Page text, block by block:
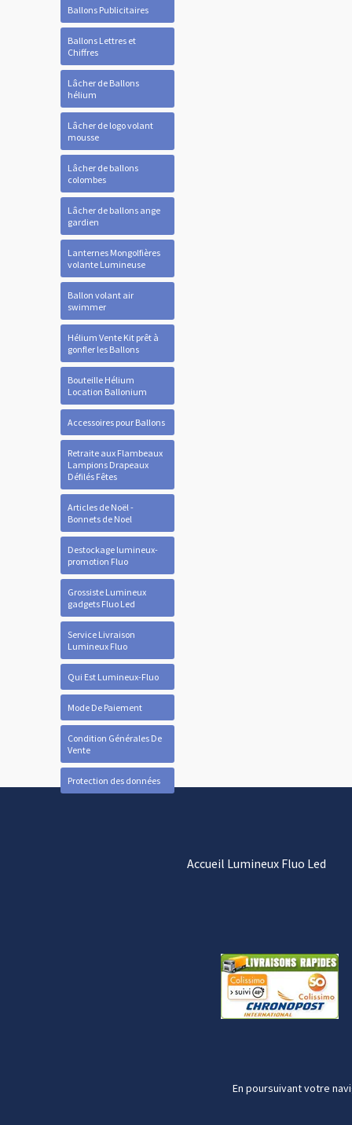
Ballons Publicitaires
Ballons Lettres et
Chiffres
Lâcher de Ballons
hélium
Lâcher de logo volant
mousse
Lâcher de ballons
colombes
Lâcher de ballons ange
gardien
Lanternes Mongolfières
volante Lumineuse
Ballon volant air
swimmer
Hélium Vente Kit prêt à
gonfler les Ballons
Bouteille Hélium
Location Ballonium
Accessoires pour Ballons
Retraite aux Flambeaux
Lampions Drapeaux
Défilés Fêtes
Articles de Noël -
Bonnets de Noel
Destockage lumineux-
promotion Fluo
Grossiste Lumineux
gadgets Fluo Led
Service Livraison
Lumineux Fluo
Qui Est Lumineux-Fluo
Mode De Paiement
Condition Générales De
Vente
Protection des données
Accueil Lumineux Fluo Led
En poursuivant votre